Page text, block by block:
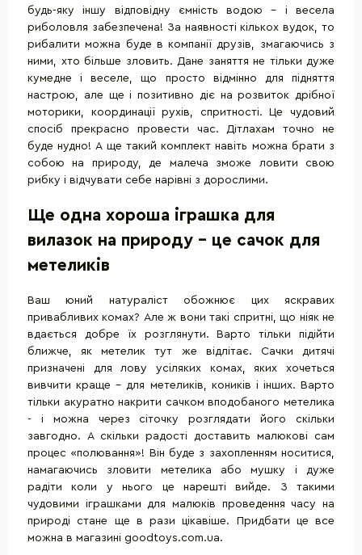
будь-яку іншу відповідну ємність водою - і весела
риболовля забезпечена! За наявності кількох вудок, то
рибалити можна буде в компанії друзів, змагаючись з
ними, хто більше зловить. Дане заняття не тільки дуже
кумедне і веселе, що просто відмінно для підняття
настрою, але ще і позитивно діє на розвиток дрібної
моторики, координації рухів, спритності. Це чудовий
спосіб прекрасно провести час. Дітлахам точно не
буде нудно! А ще такий комплект навіть можна брати з
собою на природу, де малеча зможе ловити свою
рибку і відчувати себе нарівні з дорослими.
Ще одна хороша іграшка для
вилазок на природу - це сачок для
метеликів
Ваш юний натураліст обожнює цих яскравих
привабливих комах? Але ж вони такі спритні, що ніяк не
вдається добре їх розглянути. Варто тільки підійти
ближче, як метелик тут же відлітає. Сачки дитячі
призначені для лову усіляких комах, яких хочеться
вивчити краще - для метеликів, коників і інших. Варто
тільки акуратно накрити сачком вподобаного метелика
- і можна через сіточку розглядати його скільки
завгодно. А скільки радості доставить малюкові сам
процес «полювання»! Він буде з захопленням носитися,
намагаючись зловити метелика або мушку і дуже
радіти коли у нього це нарешті вийде. З такими
чудовими іграшками для малюків проведення часу на
природі стане ще в рази цікавіше. Придбати це все
можна в магазині goodtoys.com.ua.